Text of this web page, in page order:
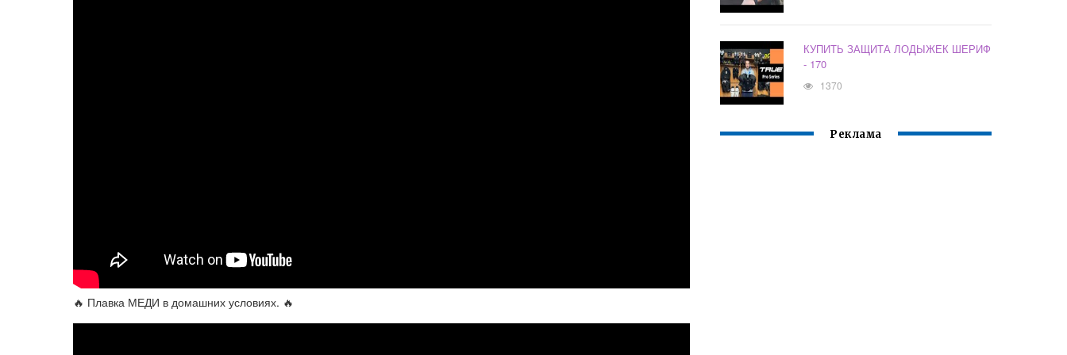
🔥 Плавка МЕДИ в домашних условиях. 🔥
КУПИТЬ ЗАЩИТА ЛОДЫЖЕК ШЕРИФ
- 170
1370
Реклама